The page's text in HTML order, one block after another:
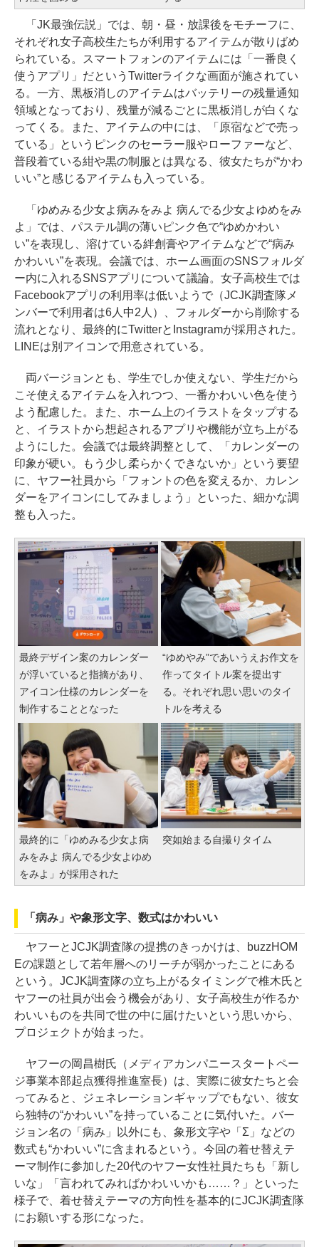
「JK最強伝説」では、朝・昼・放課後をモチーフに、
それぞれ女子高校生たちが利用するアイテムが散りばめ
られている。スマートフォンのアイテムには「一番良く
使うアプリ」だというTwitterライクな画面が施されてい
る。一方、黒板消しのアイテムはバッテリーの残量通知
領域となっており、残量が減るごとに黒板消しが白くな
ってくる。また、アイテムの中には、「原宿などで売っ
ている」というピンクのセーラー服やローファーなど、
普段着ている紺や黒の制服とは異なる、彼女たちが“かわ
いい”と感じるアイテムも入っている。
「ゆめみる少女よ病みをみよ 病んでる少女よゆめをみ
よ」では、パステル調の薄いピンク色で“ゆめかわい
い”を表現し、溶けている絆創膏やアイテムなどで“病み
かわいい”を表現。会議では、ホーム画面のSNSフォルダ
ー内に入れるSNSアプリについて議論。女子高校生では
Facebookアプリの利用率は低いようで（JCJK調査隊メ
ンバーで利用者は6人中2人）、フォルダーから削除する
流れとなり、最終的にTwitterとInstagramが採用された。
LINEは別アイコンで用意されている。
両バージョンとも、学生でしか使えない、学生だから
こそ使えるアイテムを入れつつ、一番かわいい色を使う
よう配慮した。また、ホーム上のイラストをタップする
と、イラストから想起されるアプリや機能が立ち上がる
ようにした。会議では最終調整として、「カレンダーの
印象が硬い。もう少し柔らかくできないか」という要望
に、ヤフー社員から「フォントの色を変えるか、カレン
ダーをアイコンにしてみましょう」といった、細かな調
整も入った。
最終デザイン案のカレンダー
が浮いていると指摘があり、
アイコン仕様のカレンダーを
制作することとなった
“ゆめやみ”であいうえお作文を
作ってタイトル案を提出す
る。それぞれ思い思いのタイ
トルを考える
最終的に「ゆめみる少女よ病
みをみよ 病んでる少女よゆめ
をみよ」が採用された
突如始まる自撮りタイム
「病み」や象形文字、数式はかわいい
ヤフーとJCJK調査隊の提携のきっかけは、buzzHOM
Eの課題として若年層へのリーチが弱かったことにある
という。JCJK調査隊の立ち上がるタイミングで椎木氏と
ヤフーの社員が出会う機会があり、女子高校生が作るか
わいいものを共同で世の中に届けたいという思いから、
プロジェクトが始まった。
ヤフーの岡昌樹氏（メディアカンパニースタートペー
ジ事業本部起点獲得推進室長）は、実際に彼女たちと会
ってみると、ジェネレーションギャップでもない、彼女
ら独特の“かわいい”を持っていることに気付いた。バー
ジョン名の「病み」以外にも、象形文字や「Σ」などの
数式も“かわいい”に含まれるという。今回の着せ替えテ
ーマ制作に参加した20代のヤフー女性社員たちも「新し
いな」「言われてみればかわいいかも……？」といった
様子で、着せ替えテーマの方向性を基本的にJCJK調査隊
にお願いする形になった。